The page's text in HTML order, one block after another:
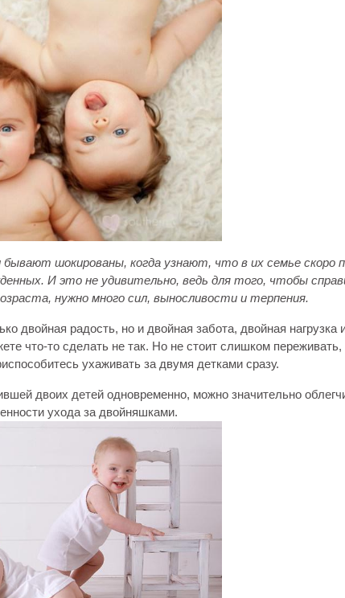
шокированы, когда узнают, что в их семье скоро
И это не удивительно, ведь для того, чтобы
нужно много сил, выносливости и терпения.
двойная радость, но и двойная забота, двойная нагрузка
что-то сделать не так. Но не стоит слишком переживать,
ухаживать за двумя детками сразу.
двоих детей одновременно, можно значительно
ухода за двойняшками.